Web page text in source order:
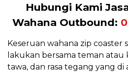
Hubungi Kami
Wahana Outbound:
Keseruan wahana zip coaster
lakukan bersama teman atau
tawa, dan rasa tegang yang di